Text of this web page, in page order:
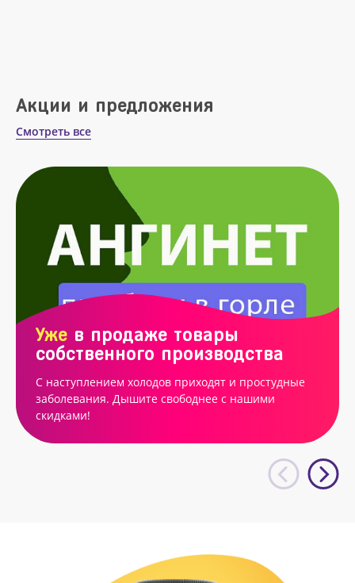
Акции и предложения
Смотреть все
Уже в продаже товары
собственного производства
С наступлением холодов приходят и простудные
заболевания. Дышите свободнее с нашими
скидками!